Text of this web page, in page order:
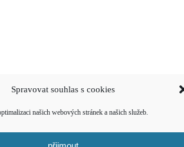
Spravovat souhlas s cookies
našich webových stránek a našich služeb.